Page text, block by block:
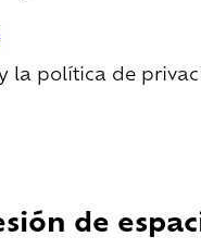
la política de
de